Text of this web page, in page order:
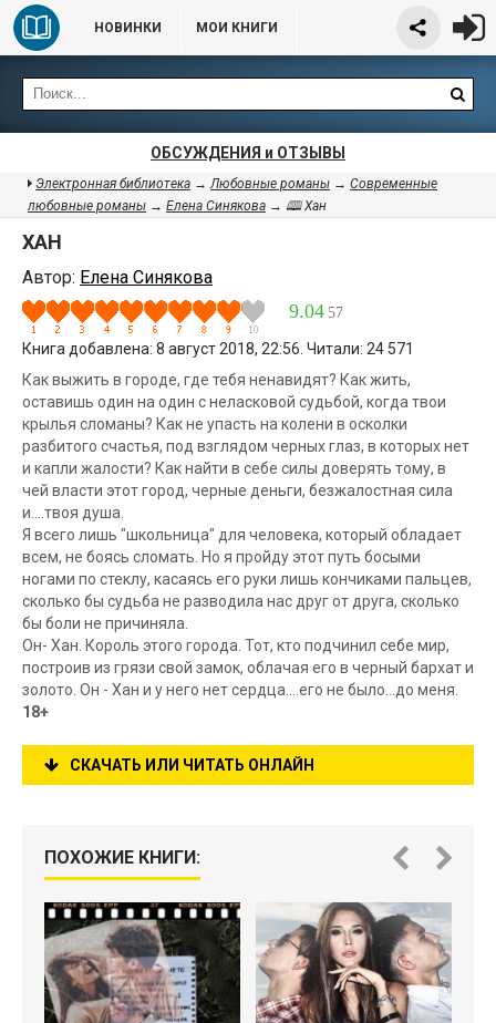
НОВИНКИ МОИ КНИГИ
ОБСУЖДЕНИЯ и ОТЗЫВЫ
Электронная библиотека →Любовные романы → Современные
любовные романы → Елена Синякова → 🕮 Хан
ХАН
Автор: Елена Синякова
9.04 57
Книга добавлена: 8 август 2018, 22:56. Читали: 24 571
Как выжить в городе, где тебя ненавидят? Как жить,
оставишь один на один с неласковой судьбой, когда твои
крылья сломаны? Как не упасть на колени в осколки
разбитого счастья, под взглядом черных глаз, в которых нет
и капли жалости? Как найти в себе силы доверять тому, в
чей власти этот город, черные деньги, безжалостная сила
и....твоя душа.
Я всего лишь "школьница" для человека, который обладает
всем, не боясь сломать. Но я пройду этот путь босыми
ногами по стеклу, касаясь его руки лишь кончиками пальцев,
сколько бы судьба не разводила нас друг от друга, сколько
бы боли не причиняла.
Он- Хан. Король этого города. Тот, кто подчинил себе мир,
построив из грязи свой замок, облачая его в черный бархат и
золото. Он - Хан и у него нет сердца....его не было...до меня.
18+
СКАЧАТЬ ИЛИ ЧИТАТЬ ОНЛАЙН
ПОХОЖИЕ КНИГИ: